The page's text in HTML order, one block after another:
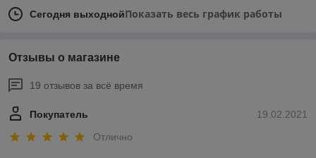
Сегодня выходнойПоказать весь график работы
Отзывы о магазине
19 отзывов за всё время
19.02.2021
Покупатель
Отлично